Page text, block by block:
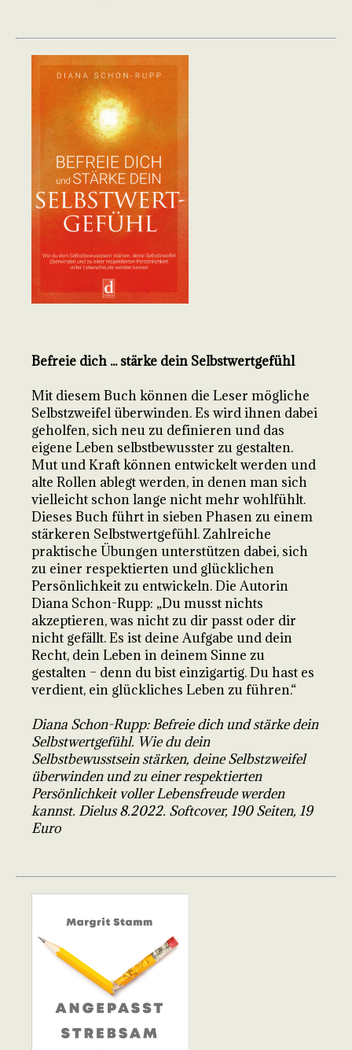
Befreie dich ... stärke dein Selbstwertgefühl
Mit diesem Buch können die Leser mögliche
Selbstzweifel überwinden. Es wird ihnen dabei
geholfen, sich neu zu definieren und das
eigene Leben selbstbewusster zu gestalten.
Mut und Kraft können entwickelt werden und
alte Rollen ablegt werden, in denen man sich
vielleicht schon lange nicht mehr wohlfühlt.
Dieses Buch führt in sieben Phasen zu einem
stärkeren Selbstwertgefühl. Zahlreiche
praktische Übungen unterstützen dabei, sich
zu einer respektierten und glücklichen
Persönlichkeit zu entwickeln. Die Autorin
Diana Schon-Rupp: „Du musst nichts
akzeptieren, was nicht zu dir passt oder dir
nicht gefällt. Es ist deine Aufgabe und dein
Recht, dein Leben in deinem Sinne zu
gestalten – denn du bist einzigartig. Du hast es
verdient, ein glückliches Leben zu führen.“
Diana Schon-Rupp: Befreie dich und stärke dein
Selbstwertgefühl. Wie du dein
Selbstbewusstsein stärken, deine Selbstzweifel
überwinden und zu einer respektierten
Persönlichkeit voller Lebensfreude werden
kannst. Dielus 8.2022. Softcover, 190 Seiten, 19
Euro